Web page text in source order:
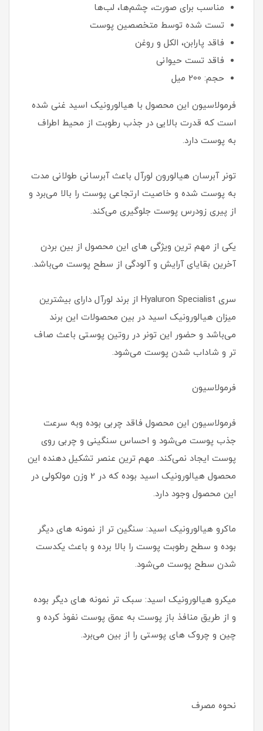
مناسب برای صورت، چشم‌ها، لب‌ها
تست شده توسط متخصصین پوست
فاقد پارابن، الکل و روغن
فاقد تست حیوانی
حجم: 200 میل
فرمولاسیون این محصول با هیالورونیک اسید غنی شده
است که قدرت بالایی در جذب رطوبت از محیط اطراف
به پوست دارد.
تونر آبرسان هیالورون لورآل باعث آبرسانی طولانی مدت
به پوست شده و خاصیت ارتجاعی پوست را بالا می‌برد و
از پیری زودرس پوست جلوگیری می‌کند.
یکی از مهم ترین ویژگی های این محصول از بین بردن
آخرین بقایای آرایش و آلودگی از سطح پوست می‌باشد.
سری Hyaluron Specialist از برند لورآل دارای بیشترین
میزان هیالورونیک اسید در بین محصولات این برند
می‌باشد و حضور این تونر در روتین پوستی باعث صاف
تر و شاداب شدن پوست می‌شود.
فرمولاسیون
فرمولاسیون این محصول فاقد چربی بوده وبه سرعت
جذب پوست می‌شود و احساس سنگینی و چربی روی
پوست ایجاد نمی‌کند. مهم ترین عنصر تشکیل دهنده این
محصول هیالورونیک اسید بوده که در 2 وزن مولکولی در
این محصول وجود دارد.
ماکرو هیالورونیک اسید: سنگین تر از نمونه های دیگر
بوده و سطح رطوبت پوست را بالا برده و باعث یکدست
شدن سطح پوست می‌شود.
میکرو هیالورونیک اسید: سبک تر نمونه های دیگر بوده
و از طریق منافذ باز پوست به عمق پوست نفوذ کرده و
چین و چروک های پوستی را از بین می‌برد.
نحوه مصرف